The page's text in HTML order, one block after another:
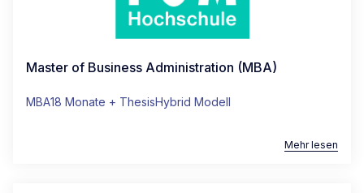
Master of Business Administration (MBA)
MBA18 Monate + ThesisHybrid Modell
Mehr lesen